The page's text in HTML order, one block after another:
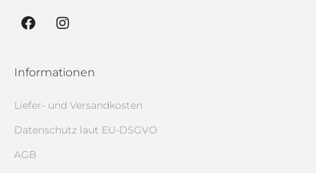
Informationen
Liefer- und Versandkosten
Datenschutz laut EU-DSGVO
AGB